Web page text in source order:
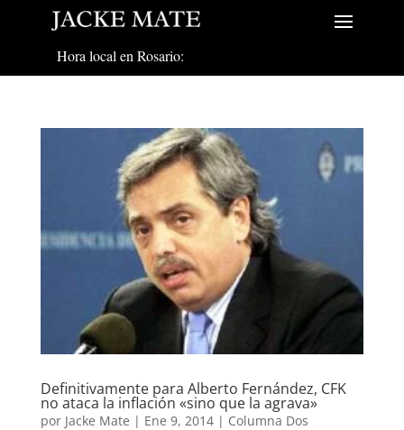
Hora local en Rosario:
Definitivamente para Alberto Fernández, CFK
no ataca la inflación «sino que la agrava»
por Jacke Mate | Ene 9, 2014| Columna Dos